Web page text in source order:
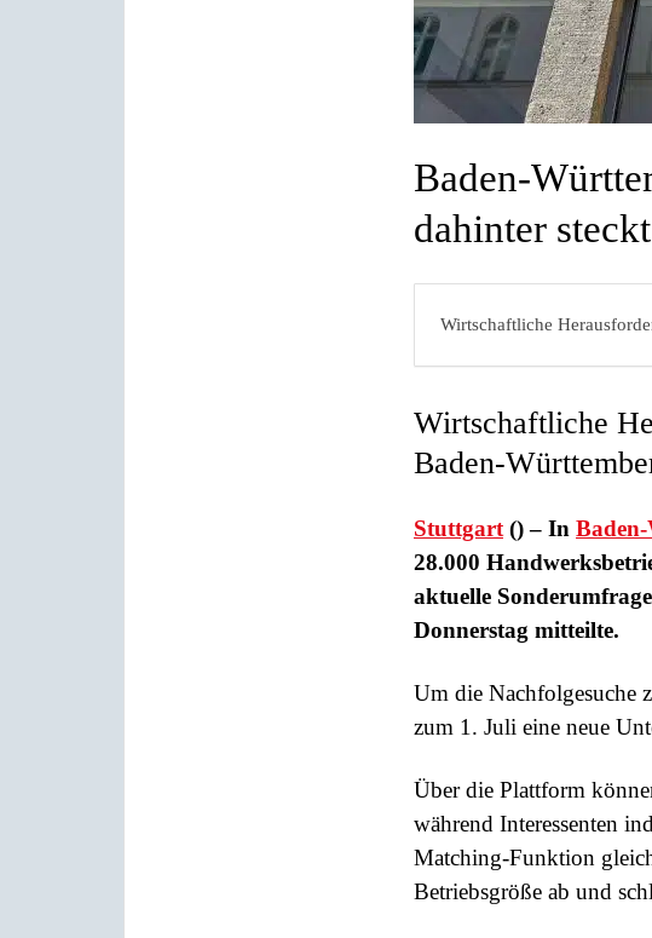
Baden-
dahinter steckt
Wirtschaftliche
Wirtschaftliche
Baden-
Stuttgart () – In
28.000
aktuelle
Donnerstag mitteilte.
Um die Nachfolgesuche
zum 1. Juli eine neue
Über die Plattform
während Interessenten
Matching-Funktion
Betriebsgröße ab und